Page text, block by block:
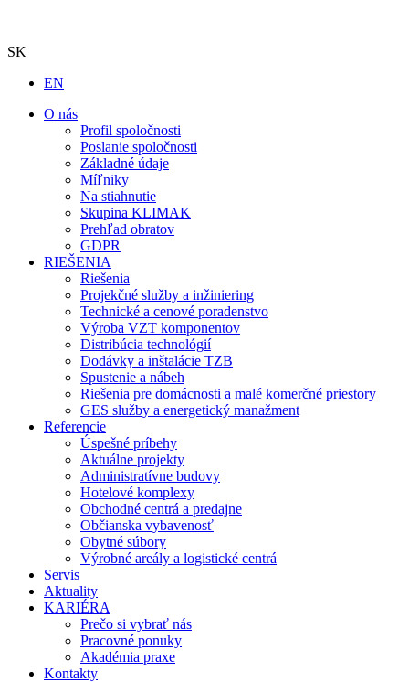
SK
EN
O nás
Profil spoločnosti
Poslanie spoločnosti
Základné údaje
Míľniky
Na stiahnutie
Skupina KLIMAK
Prehľad obratov
GDPR
RIEŠENIA
Riešenia
Projekčné služby a inžiniering
Technické a cenové poradenstvo
Výroba VZT komponentov
Distribúcia technológií
Dodávky a inštalácie TZB
Spustenie a nábeh
Riešenia pre domácnosti a malé komerčné priestory
GES služby a energetický manažment
Referencie
Úspešné príbehy
Aktuálne projekty
Administratívne budovy
Hotelové komplexy
Obchodné centrá a predajne
Občianska vybavenosť
Obytné súbory
Výrobné areály a logistické centrá
Servis
Aktuality
KARIÉRA
Prečo si vybrať nás
Pracovné ponuky
Akadémia praxe
Kontakty